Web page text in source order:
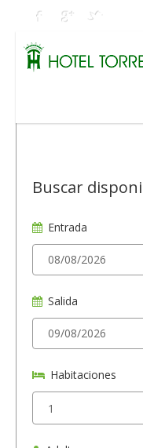
Buscar
Entrada
Salida
Habitaciones